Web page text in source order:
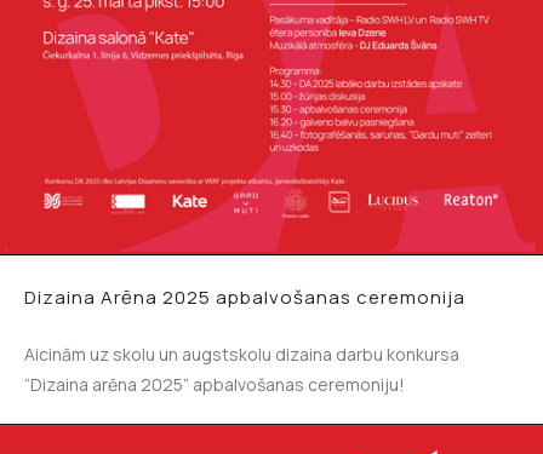
Dizaina Arēna 2025 apbalvošanas ceremonija
Aicinām uz skolu un augstskolu dizaina darbu konkursa
“Dizaina arēna 2025” apbalvošanas ceremoniju!